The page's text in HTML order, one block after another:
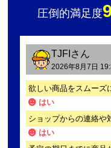
圧倒的満足度
TJFI さん
2026年8月7日
欲しい商品をスムーズ
はい
ショップからの連絡や
はい